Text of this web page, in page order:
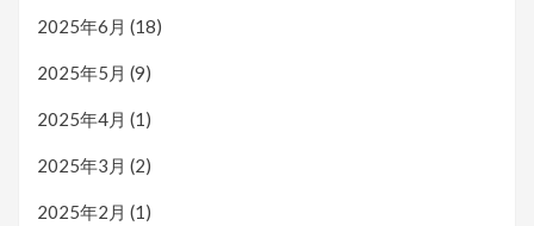
2025年6月 (18)
2025年5月 (9)
2025年4月 (1)
2025年3月 (2)
2025年2月 (1)